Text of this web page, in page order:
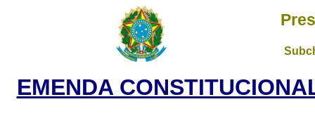
EMENDA